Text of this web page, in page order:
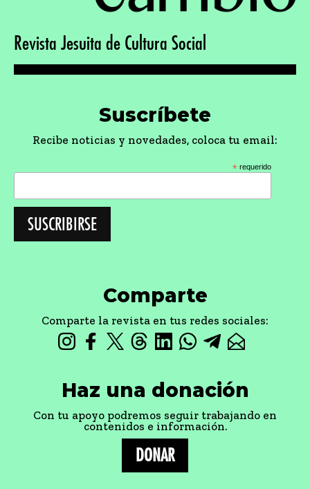
Revista Jesuita de Cultura Social
Suscríbete
Recibe noticias y novedades, coloca tu email:
* requerido
Comparte
Comparte la revista en tus redes sociales:
Haz una donación
Con tu apoyo podremos seguir trabajando en
contenidos e información.
DONAR